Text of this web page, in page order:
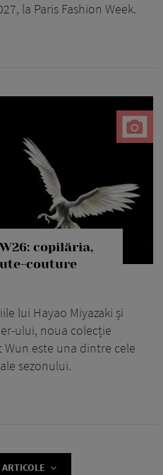
la Paris Fashion Week.
copilăria,
couture
lui Hayao Miyazaki și
ului, noua colecție
este una dintre cele
sezonului.